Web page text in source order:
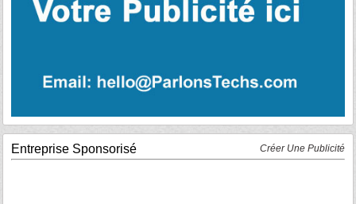
Entreprise Sponsorisé Créer Une Publicité